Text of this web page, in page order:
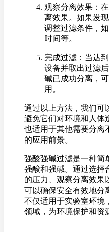
观察分离效果：
离效果。如果发
调整过滤条件，
时间等。
完成过滤：当达
设备并取出过滤
碱已成功分离，
用。
通过以上方法，我们可
避免它们对环境和人体
也适用于其他需要分离
的应用前景。
强酸强碱过滤是一种简
强酸和强碱。通过选择
的压力、观察分离效果
可以确保安全有效地分
不仅适用于实验室环境
领域，为环境保护和资